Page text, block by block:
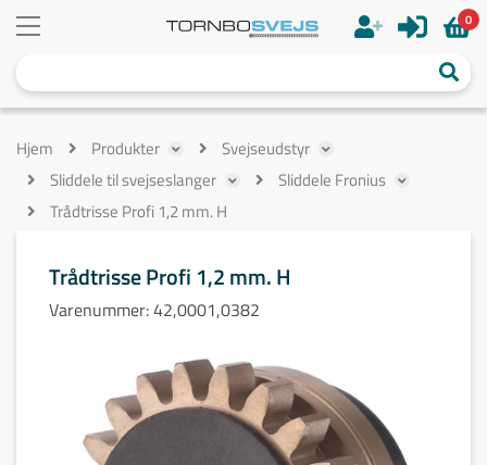
0
Hjem Produkter
Svejseudstyr
Sliddele til svejseslanger
Sliddele Fronius
Trådtrisse Profi 1,2 mm. H
Trådtrisse Profi 1,2 mm. H
Varenummer:42,0001,0382